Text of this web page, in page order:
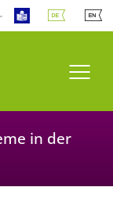
in der